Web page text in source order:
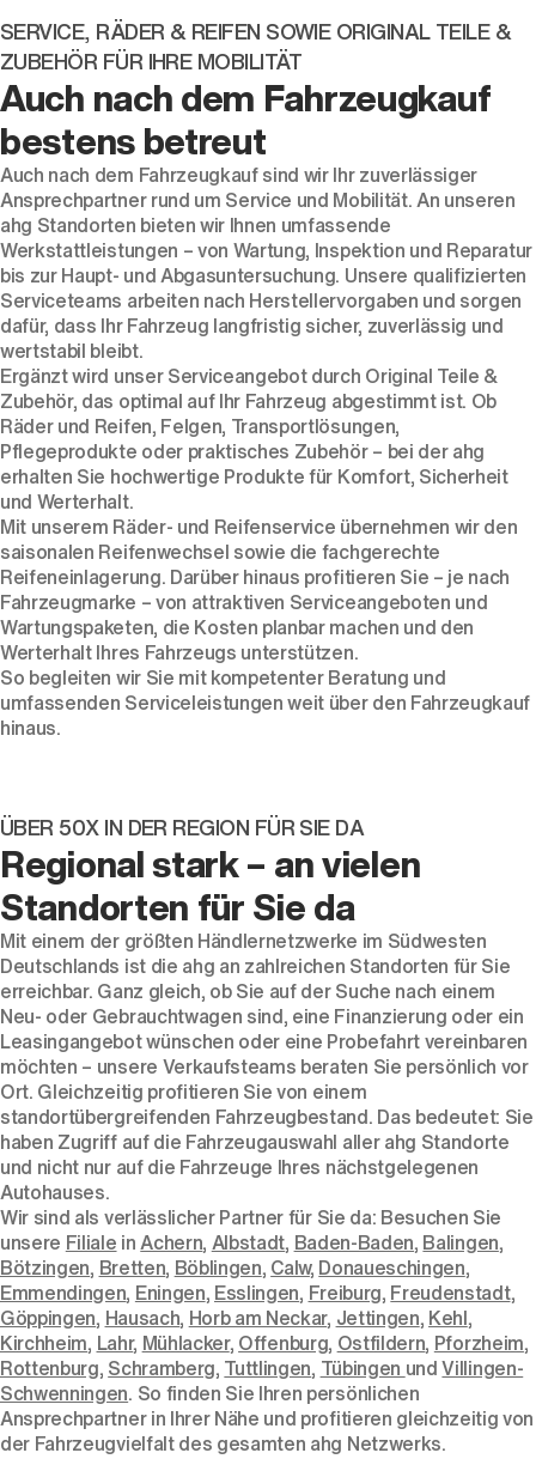
SERVICE, RÄDER & REIFEN SOWIE ORIGINAL TEILE &
ZUBEHÖR FÜR IHRE MOBILITÄT
Auch nach dem Fahrzeugkauf
bestens betreut
Auch nach dem Fahrzeugkauf sind wir Ihr zuverlässiger
Ansprechpartner rund um Service und Mobilität. An unseren
ahg Standorten bieten wir Ihnen umfassende
Werkstattleistungen – von Wartung, Inspektion und Reparatur
bis zur Haupt- und Abgasuntersuchung. Unsere qualifizierten
Serviceteams arbeiten nach Herstellervorgaben und sorgen
dafür, dass Ihr Fahrzeug langfristig sicher, zuverlässig und
wertstabil bleibt.
Ergänzt wird unser Serviceangebot durch Original Teile &
Zubehör, das optimal auf Ihr Fahrzeug abgestimmt ist. Ob
Räder und Reifen, Felgen, Transportlösungen,
Pflegeprodukte oder praktisches Zubehör – bei der ahg
erhalten Sie hochwertige Produkte für Komfort, Sicherheit
und Werterhalt.
Mit unserem Räder- und Reifenservice übernehmen wir den
saisonalen Reifenwechsel sowie die fachgerechte
Reifeneinlagerung. Darüber hinaus profitieren Sie – je nach
Fahrzeugmarke – von attraktiven Serviceangeboten und
Wartungspaketen, die Kosten planbar machen und den
Werterhalt Ihres Fahrzeugs unterstützen.
So begleiten wir Sie mit kompetenter Beratung und
umfassenden Serviceleistungen weit über den Fahrzeugkauf
hinaus.
ÜBER 50X IN DER REGION FÜR SIE DA
Regional stark – an vielen
Standorten für Sie da
Mit einem der größten Händlernetzwerke im Südwesten
Deutschlands ist die ahg an zahlreichen Standorten für Sie
erreichbar. Ganz gleich, ob Sie auf der Suche nach einem
Neu- oder Gebrauchtwagen sind, eine Finanzierung oder ein
Leasingangebot wünschen oder eine Probefahrt vereinbaren
möchten – unsere Verkaufsteams beraten Sie persönlich vor
Ort. Gleichzeitig profitieren Sie von einem
standortübergreifenden Fahrzeugbestand. Das bedeutet: Sie
haben Zugriff auf die Fahrzeugauswahl aller ahg Standorte
und nicht nur auf die Fahrzeuge Ihres nächstgelegenen
Autohauses.
Wir sind als verlässlicher Partner für Sie da: Besuchen Sie
unsere Filiale inAchern, Albstadt, Baden-Baden, Balingen,
Bötzingen, Bretten, Böblingen, Calw, Donaueschingen,
Emmendingen, Eningen, Esslingen, Freiburg, Freudenstadt,
Göppingen, Hausach, Horb am Neckar, Jettingen, Kehl,
Kirchheim, Lahr, Mühlacker, Offenburg, Ostfildern, Pforzheim,
Rottenburg, Schramberg, Tuttlingen, Tübingen undVillingen-
Schwenningen. So finden Sie Ihren persönlichen
Ansprechpartner in Ihrer Nähe und profitieren gleichzeitig von
der Fahrzeugvielfalt des gesamten ahg Netzwerks.